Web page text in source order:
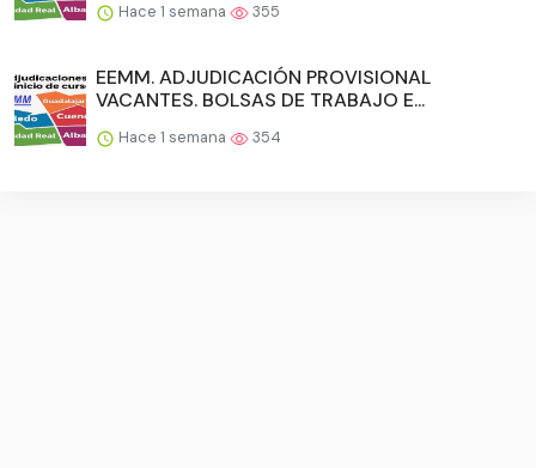
Hace 1 semana 355
EEMM. ADJUDICACIÓN PROVISIONAL
VACANTES. BOLSAS DE TRABAJO E...
Hace 1 semana 354